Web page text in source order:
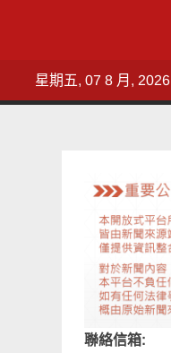
星期五, 07 8 月, 2026
聯絡信箱: